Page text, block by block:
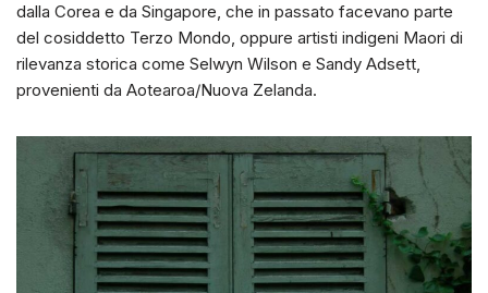
dalla Corea e da Singapore, che in passato facevano parte
del cosiddetto Terzo Mondo, oppure artisti indigeni Maori di
rilevanza storica come Selwyn Wilson e Sandy Adsett,
provenienti da Aotearoa/Nuova Zelanda.